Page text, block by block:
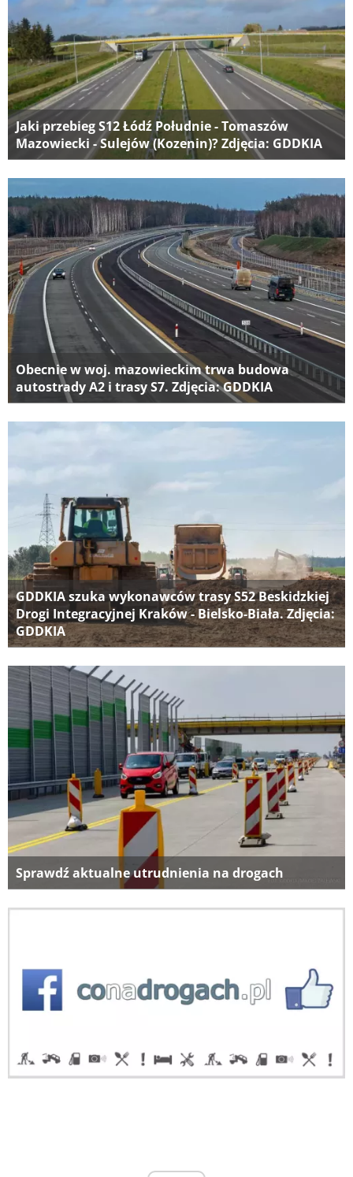
Jaki przebieg S12 Łódź Południe - Tomaszów
Mazowiecki - Sulejów (Kozenin)? Zdjęcia: GDDKIA
Obecnie w woj. mazowieckim trwa budowa
autostrady A2 i trasy S7. Zdjęcia: GDDKIA
GDDKIA szuka wykonawców trasy S52 Beskidzkiej
Drogi Integracyjnej Kraków - Bielsko-Biała. Zdjęcia:
GDDKIA
Sprawdź aktualne utrudnienia na drogach